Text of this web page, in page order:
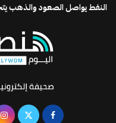
النفط يواصل الصعود والذهب